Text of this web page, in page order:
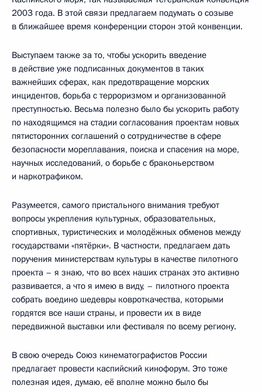
2003 года. В этой связи предлагаем подумать о созыве
в ближайшее время конференции сторон этой конвенции.
Выступаем также за то, чтобы ускорить введение
в действие уже подписанных документов в таких
важнейших сферах, как предотвращение морских
инцидентов, борьба с терроризмом и организованной
преступностью. Весьма полезно было бы ускорить работу
по находящимся на стадии согласования проектам новых
пятисторонних соглашений о сотрудничестве в сфере
безопасности мореплавания, поиска и спасения на море,
научных исследований, о борьбе с браконьерством
и наркотрафиком.
Разумеется, самого пристального внимания требуют
вопросы укрепления культурных, образовательных,
спортивных, туристических и молодёжных обменов между
государствами «пятёрки». В частности, предлагаем дать
поручения министерствам культуры в качестве пилотного
проекта – я знаю, что во всех наших странах это активно
развивается, а что я имею в виду, – пилотного проекта
собрать воедино шедевры ковроткачества, которыми
гордятся все наши страны, и провести их в виде
передвижной выставки или фестиваля по всему региону.
В свою очередь Союз кинематографистов России
предлагает провести каспийский кинофорум. Это тоже
полезная идея, думаю, её вполне можно было бы